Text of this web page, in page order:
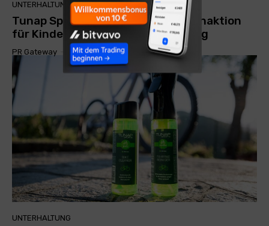
UNTERHALTUNG
Tunap Sports unterstützt Spendenaktion
für Kinderkrebshilfe BALU Altötting
PR Gateway 17. Juni 2024
UNTERHALTUNG